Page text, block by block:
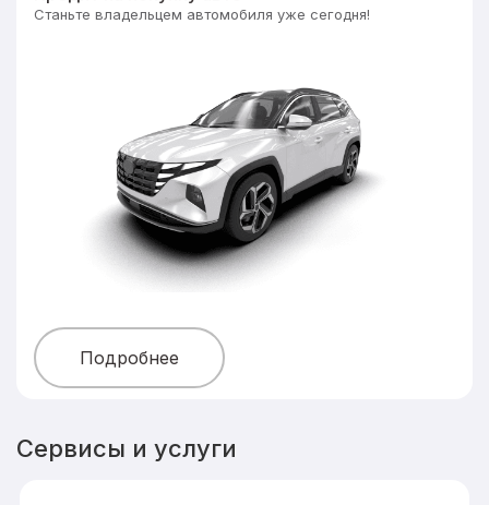
Станьте владельцем автомобиля уже сегодня!
Подробнее
Сервисы и услуги